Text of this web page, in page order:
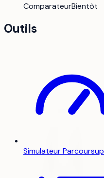
ComparateurBientôt
Outils
Simulateur Parcoursup